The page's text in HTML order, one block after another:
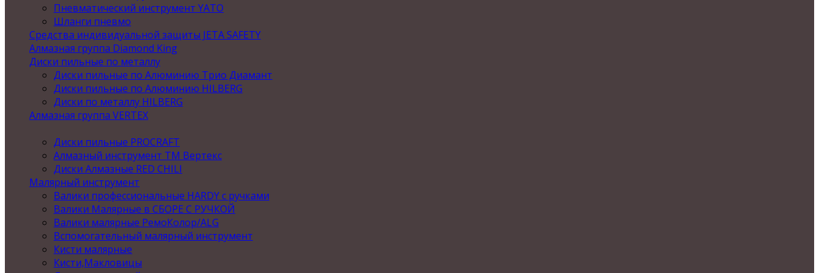
Пневматический инструмент YATO
Шланги пневмо
Средства индивидуальной защиты JETA SAFETY
Алмазная группа Diamond King
Диски пильные по металлу
Диски пильные по Алюминию Трио Диамант
Диски пильные по Алюминию HILBERG
Диски по металлу HILBERG
Алмазная группа VERTEX
Диски пильные PROCRAFT
Алмазный инструмент ТМ Вертекс
Диски Алмазные RED CHILI
Малярный инструмент
Валики профессиональные HARDY с ручками
Валики Малярные в СБОРЕ С РУЧКОЙ
Валики малярные РемоКолор/ALG
Вспомогательный малярный инструмент
Кисти малярные
Кисти,Макловицы